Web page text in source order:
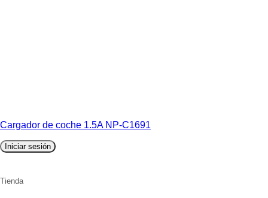
Cargador de coche 1.5A NP-C1691
Iniciar sesión
Tienda